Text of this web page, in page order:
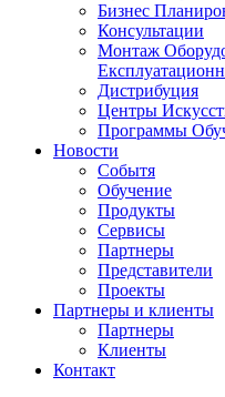
Бизнес
Консультации
Монтаж
Дистрибуция
Центры
Программы
Новости
Событя
Обучение
Продукты
Сервисы
Партнеры
Представители
Проекты
Партнеры и клиенты
Партнеры
Клиенты
Контакт